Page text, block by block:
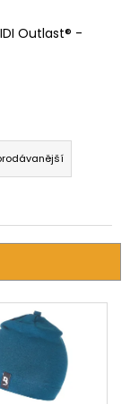
Outlast® -